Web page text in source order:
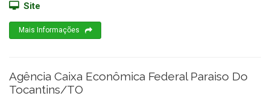
Site
Mais Informações
Agência Caixa Econômica Federal Paraiso Do
Tocantins/TO